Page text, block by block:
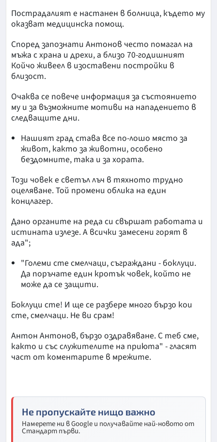
Пострадалият е настанен в болница, където му
оказват медицинска помощ.
Според запознати Антонов често помагал на
мъжа с храна и дрехи, а близо 70-годишният
Койчо живеел в изоставени постройки в
близост.
Очаква се повече информация за състоянието
му и за възможните мотиви на нападението в
следващите дни.
Нашият град става все по-лошо място за
живот, както за животни, особено
бездомните, така и за хората.
Този човек е светъл лъч в тяхното трудно
оцеляване. Той промени облика на един
концлагер.
Дано органите на реда си свършат работата и
истината излезе. А всички замесени горят в
ада";
"Големи сте смелчаци, съграждани - боклуци.
Да поръчате един кротък човек, който не
може да се защити.
Боклуци сте! И ще се разбере много бързо кои
сте, смелчаци. Не ви срам!
Антон Антонов, бързо оздравяване. С теб сме,
както и със служителите на приюта" - гласят
част от коментарите в мрежите.
Не пропускайте нищо важно
Намерете ни в Google и получавайте най-новото от
Стандарт първи.